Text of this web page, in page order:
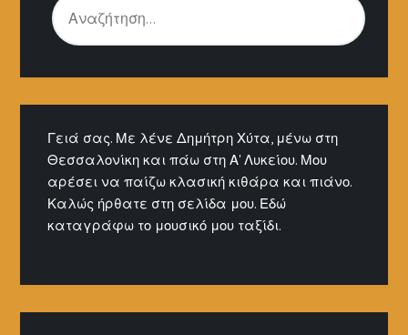
ΓΙΑ:
Γειά σας. Με λένε Δημήτρη Χύτα, μένω στη
Θεσσαλονίκη και πάω στη Α' Λυκείου. Μου
αρέσει να παίζω κλασική κιθάρα και πιάνο.
Καλώς ήρθατε στη σελίδα μου. Εδώ
καταγράφω το μουσικό μου ταξίδι.